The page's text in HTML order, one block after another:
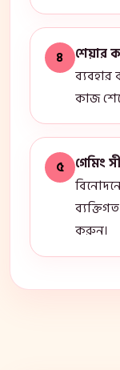
৪ শেয়ার
ব্যবহার
কাজ
৫ গেমিং
করুন।